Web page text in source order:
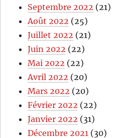
Septembre 2022 (21)
Août 2022 (25)
Juillet 2022 (21)
Juin 2022 (22)
Mai 2022 (22)
Avril 2022 (20)
Mars 2022 (20)
Février 2022 (22)
Janvier 2022 (31)
Décembre 2021 (30)